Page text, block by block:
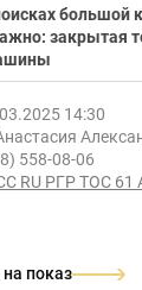
большой
закрытая
14:30
558-08-06
RU РГР ТОС 61
показ